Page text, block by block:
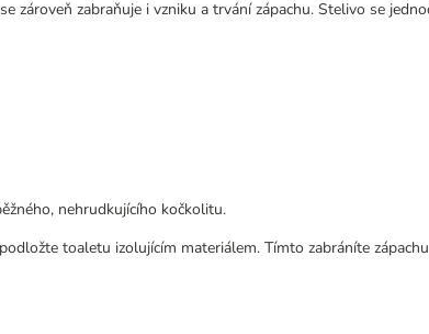
zároveň zabraňuje i vzniku a trvání zápachu. Stelivo se
nehrudkujícího kočkolitu.
toaletu izolujícím materiálem. Tímto zabráníte